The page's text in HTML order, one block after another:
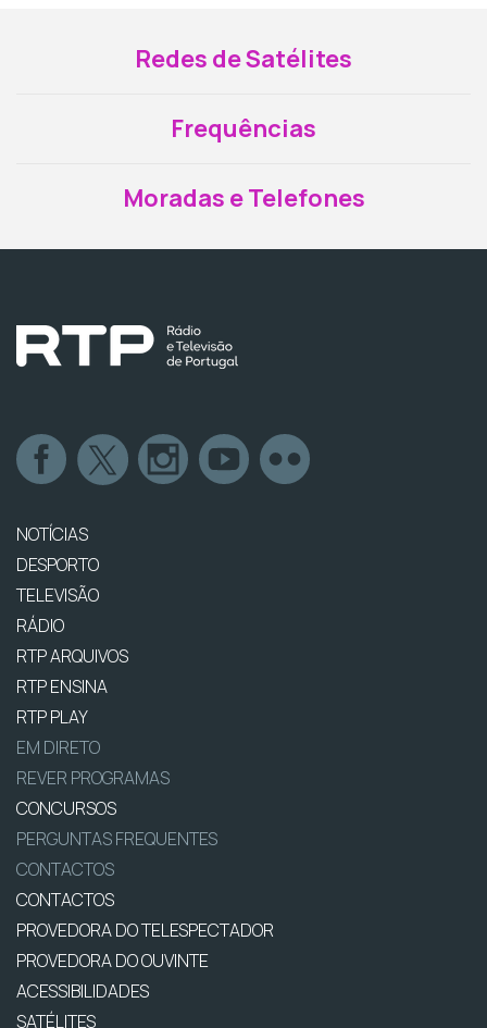
Redes de Satélites
Frequências
Moradas e Telefones
NOTÍCIAS
DESPORTO
TELEVISÃO
RÁDIO
RTP ARQUIVOS
RTP ENSINA
RTP PLAY
EM DIRETO
REVER PROGRAMAS
CONCURSOS
PERGUNTAS FREQUENTES
CONTACTOS
CONTACTOS
PROVEDORA DO TELESPECTADOR
PROVEDORA DO OUVINTE
ACESSIBILIDADES
SATÉLITES